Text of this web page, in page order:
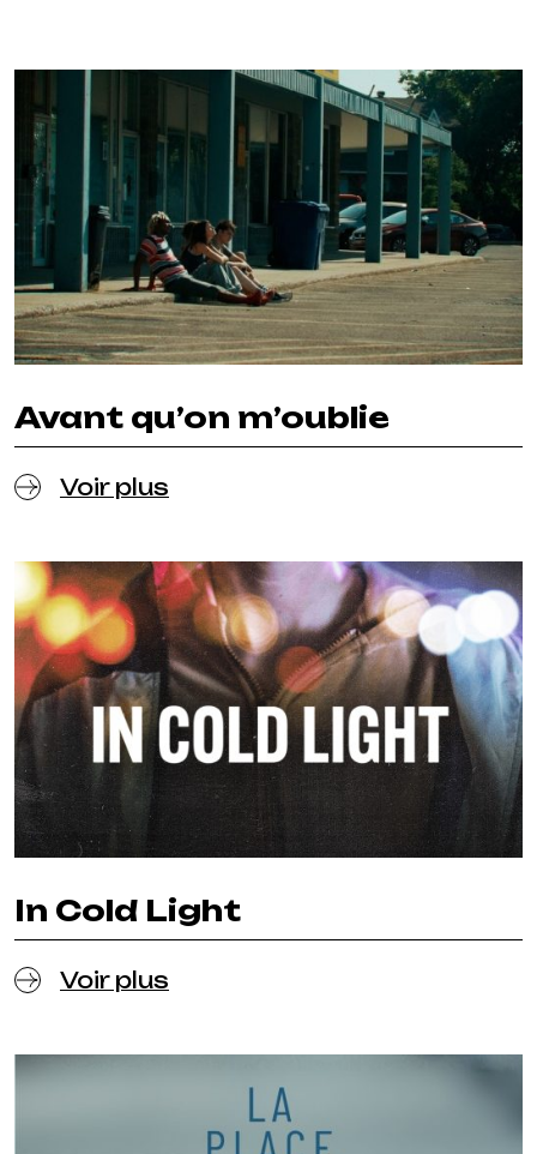
Avant qu’on m’oublie
Voir plus
In Cold Light
Voir plus